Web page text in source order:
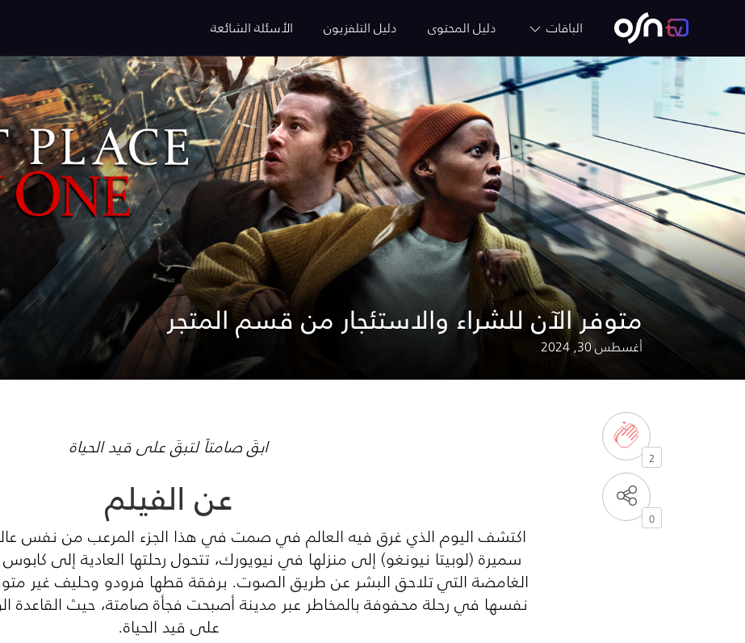
الباقات دليل المحتوى دليل التلفزيون الأسئلة الشائعة
متوفر الآن للشراء والاستئجار من قسم المتجر
أغسطس 30, 2024
2
0
ابقَ صامتاً لتبقَ على قيد الحياة
عن الفيلم
سميرة (لوبيتا نيونغو) إلى منزلها في نيويورك، تتحول رحلتها العادية إلى
الغامضة التي تلاحق البشر عن طريق الصوت. برفقة قطها فرودو وحليف غير
نفسها في رحلة محفوفة بالمخاطر عبر مدينة أصبحت فجأة صامتة، حيث القاعدة
على قيد الحياة.